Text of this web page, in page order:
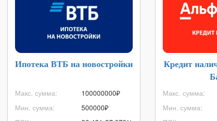
Ипотека ВТБ на новостройки
Макс. сумма:
Мин. сумма:
100000000₽
500000₽
Кредит
Макс. сумма:
Мин. сумма: